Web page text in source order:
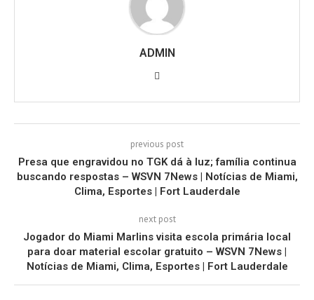
ADMIN
previous post
Presa que engravidou no TGK dá à luz; família continua
buscando respostas – WSVN 7News | Notícias de Miami,
Clima, Esportes | Fort Lauderdale
next post
Jogador do Miami Marlins visita escola primária local
para doar material escolar gratuito – WSVN 7News |
Notícias de Miami, Clima, Esportes | Fort Lauderdale